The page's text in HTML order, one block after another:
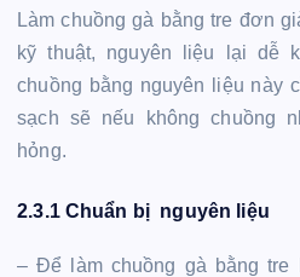
Làm chuồng gà bằng tre đơn
kỹ thuật, nguyên liệu lại dễ
chuồng bằng nguyên liệu này
sạch sẽ nếu không chuồng
hỏng.
2.3.1 Chuẩn bị nguyên liệu
– Để làm chuồng gà bằng tre